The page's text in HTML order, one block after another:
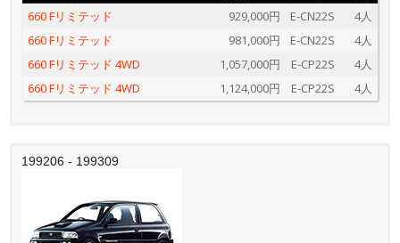
660 Fリミテッド 929,000円 E-CN22S
4人
660 Fリミテッド
981,000円 E-CN22S
4人
660 Fリミテッド 4WD
1,057,000円 E-CP22S
4人
660 Fリミテッド 4WD
1,124,000円 E-CP22S 4人
199206 - 199309